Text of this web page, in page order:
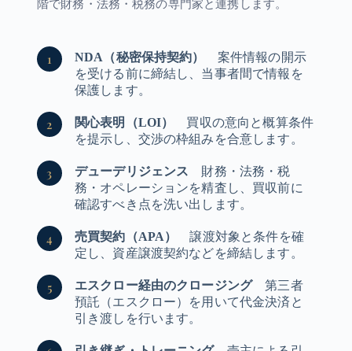
階で財務・法務・税務の専門家と連携します。
NDA（秘密保持契約）
案件情報の開示
を受ける前に締結し、当事者間で情報を
保護します。
関心表明（LOI）
買収の意向と概算条件
を提示し、交渉の枠組みを合意します。
デューデリジェンス 財務・法務・税
務・オペレーションを精査し、買収前に
確認すべき点を洗い出します。
売買契約（APA）
譲渡対象と条件を確
定し、資産譲渡契約などを締結します。
エスクロー経由のクロージング第三者
預託（エスクロー）を用いて代金決済と
引き渡しを行います。